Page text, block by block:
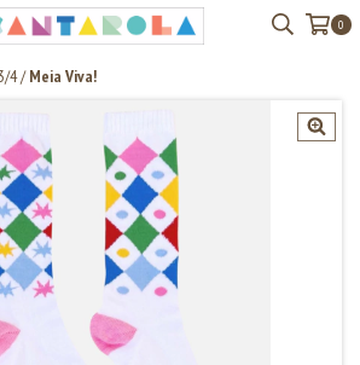
0
4/ Meia Viva!